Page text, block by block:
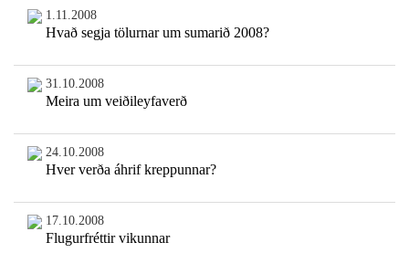
1.11.2008
Hvað segja tölurnar um sumarið 2008?
31.10.2008
Meira um veiðileyfaverð
24.10.2008
Hver verða áhrif kreppunnar?
17.10.2008
Flugurfréttir vikunnar